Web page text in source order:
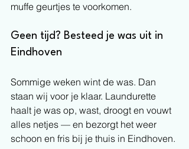
muffe geurtjes te voorkomen.
Geen tijd? Besteed je was uit in
Eindhoven
Sommige weken wint de was. Dan
staan wij voor je klaar. Laundurette
haalt je was op, wast, droogt en vouwt
alles netjes — en bezorgt het weer
schoon en fris bij je thuis in Eindhoven.